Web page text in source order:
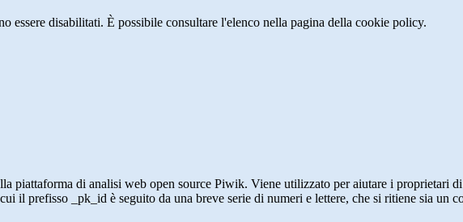
essere disabilitati. È possibile consultare l'elenco nella pagina della cookie policy.
piattaforma di analisi web open source Piwik. Viene utilizzato per aiutare i proprietari
il prefisso _pk_id è seguito da una breve serie di numeri e lettere, che si ritiene sia un